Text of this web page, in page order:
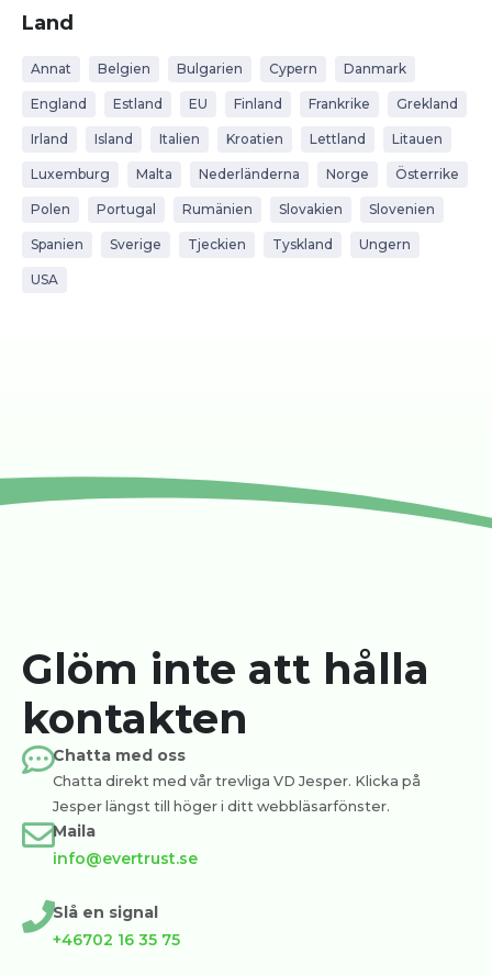
Land
Annat Belgien Bulgarien Cypern Danmark
England Estland EU Finland Frankrike Grekland
Irland Island Italien Kroatien Lettland Litauen
Luxemburg Malta Nederländerna Norge Österrike
Polen Portugal Rumänien Slovakien Slovenien
Spanien Sverige Tjeckien Tyskland Ungern
USA
Glöm inte att hålla
kontakten
Chatta med oss
Chatta direkt med vår trevliga VD Jesper. Klicka på
Jesper längst till höger i ditt webbläsarfönster.
Maila
info@evertrust.se
Slå en signal
+46702 16 35 75